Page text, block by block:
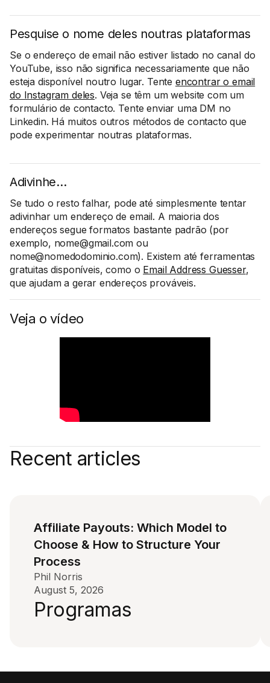
Pesquise o nome deles noutras plataformas
Se o endereço de email não estiver listado no canal do
YouTube, isso não significa necessariamente que não
esteja disponível noutro lugar. Tente encontrar o email
do Instagram deles. Veja se têm um website com um
formulário de contacto. Tente enviar uma DM no
Linkedin. Há muitos outros métodos de contacto que
pode experimentar noutras plataformas.
Adivinhe…
Se tudo o resto falhar, pode até simplesmente tentar
adivinhar um endereço de email. A maioria dos
endereços segue formatos bastante padrão (por
exemplo, nome@gmail.com ou
nome@nomedodominio.com). Existem até ferramentas
gratuitas disponíveis, como o Email Address Guesser,
que ajudam a gerar endereços prováveis.
Veja o vídeo
Recent articles
Affiliate Payouts: Which Model to
Choose & How to Structure Your
Process
Phil Norris
August 5, 2026
Programas